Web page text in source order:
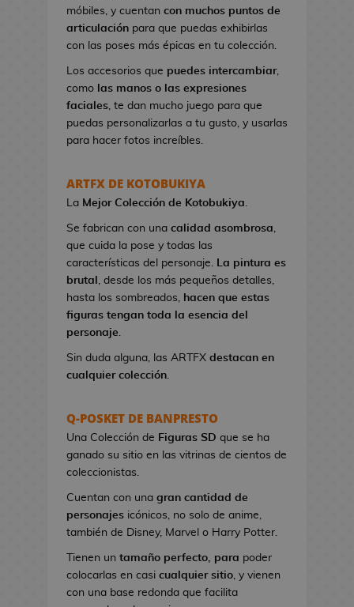
P
i
n
e
s
d
e
V
e
o
g
o
e
c
s
d
e
V
o
móbiles, y cuentan con muchos puntos de
articulación para que puedas exhibirlas
con las poses más épicas en tu colección.
Los accesorios que puedes intercambiar,
como las manos o las expresiones
faciales, te dan mucho juego para que
puedas personalizarlas a tu gusto, y usarlas
para hacer fotos increíbles.
ARTFX DE KOTOBUKIYA
La Mejor Colección de Kotobukiya.
Se fabrican con una calidad asombrosa,
que cuida la pose y todas las
características del personaje. La pintura es
brutal , desde los más pequeños detalles,
hasta los sombreados, hacen que estas
figuras tengan toda la esencia del
personaje.
Sin duda alguna, las ARTFX destacan en
cualquier colección.
Q-POSKET DE BANPRESTO
Una Colección de Figuras SD que se ha
ganado su sitio en las vitrinas de cientos de
coleccionistas.
Cuentan con una gran cantidad de
personajes icónicos, no solo de anime,
también de Disney, Marvel o Harry Potter.
Tienen un tamaño perfecto, para poder
colocarlas en casi cualquier sitio, y vienen
con una base redonda que facilita